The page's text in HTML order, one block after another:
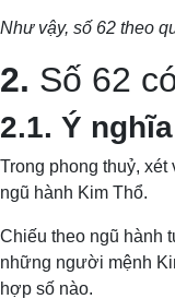
Như vậy, số 62 theo
2. Số 62
2.1. Ý
Trong phong thuỷ,
ngũ hành Kim Thổ.
Chiếu theo ngũ hành
những người mệnh
hợp số nào.